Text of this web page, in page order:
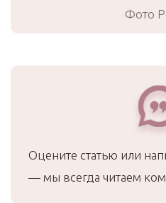
Фото
Оцените статью или
— мы всегда читаем